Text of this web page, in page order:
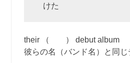
けた
their （ ） debut album
彼らの名（バンド名）と同